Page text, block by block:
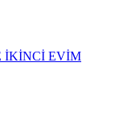
İKİNCİ EVİM